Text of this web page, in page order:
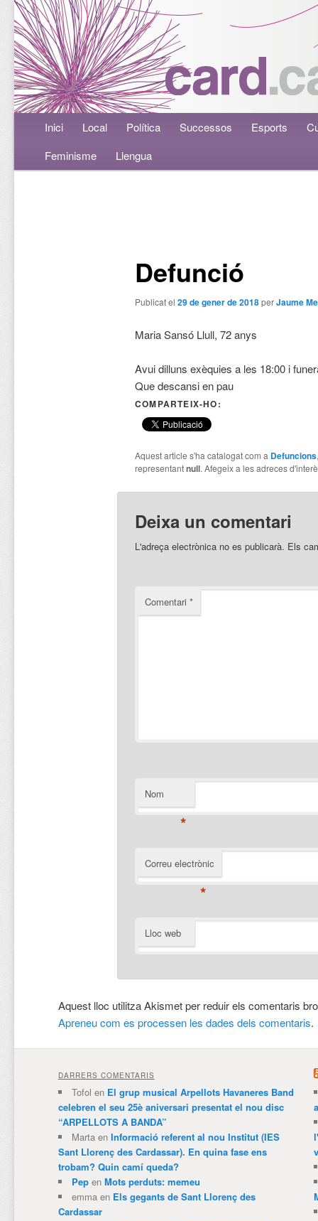
Menú principalAneu al contingut principal
Aneu al contingut secundari
Inici Local Política Successos Esports
Feminisme
Llengua
Defunció
Publicat el 29 de gener de 2018perJaume
Maria Sansó Llull, 72 anys
Avui dilluns exèquies a les 18:00 i
Que descansi en pau
COMPARTEIX-HO:
Aquest article s'ha catalogat com a Defuncions
representantnull. Afegeix a les adreces
Deixa un comentari
L'adreça electrònica no es publicarà. Els
Comentari *
Nom
*
Correu electrònic
*
Lloc web
Aquest lloc utilitza Akismet per reduir els comentaris
Apreneu com es processen les dades dels comentaris.
DARRERS COMENTARIS
Tofol en El grup musical Arpellots Havaneres Band
celebren el seu 25è aniversari presentat el nou disc
“ARPELLOTS A BANDA”
Martaen Informació referent al nou Institut (IES
Sant Llorenç des Cardassar). En quina fase ens
trobam? Quin camí queda?
Pepen Mots perduts: memeu
emmaen Els gegants de Sant Llorenç des
Cardassar